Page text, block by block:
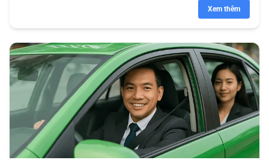
Xem thêm